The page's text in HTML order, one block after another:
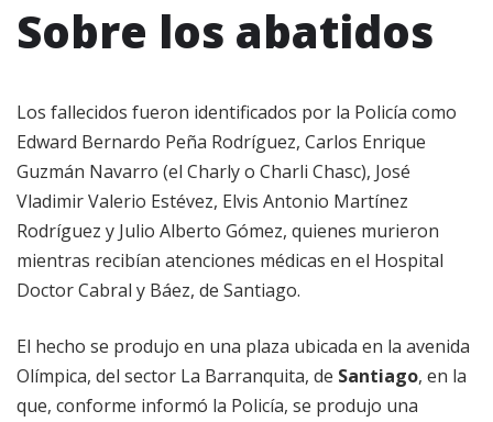
Sobre los abatidos
Los fallecidos fueron identificados por la Policía como
Edward Bernardo Peña Rodríguez, Carlos Enrique
Guzmán Navarro (el Charly o Charli Chasc), José
Vladimir Valerio Estévez, Elvis Antonio Martínez
Rodríguez y Julio Alberto Gómez, quienes murieron
mientras recibían atenciones médicas en el Hospital
Doctor Cabral y Báez, de Santiago.
El hecho se produjo en una plaza ubicada en la avenida
Olímpica, del sector La Barranquita, de Santiago, en la
que, conforme informó la Policía, se produjo una